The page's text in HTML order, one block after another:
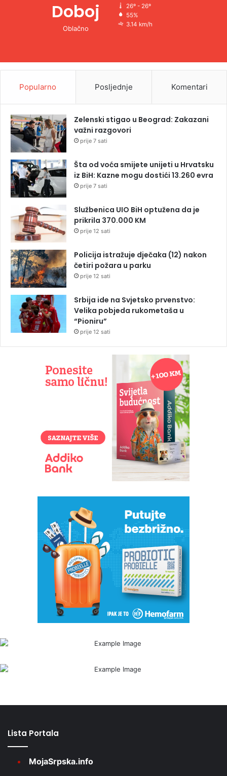
Doboj
Oblačno
26º - 26º
55%
3.14 km/h
Popularno Posljednje Komentari
Zelenski stigao u Beograd: Zakazani
važni razgovori
prije 7 sati
Šta od voća smijete unijeti u Hrvatsku
iz BiH: Kazne mogu dostići 13.260 evra
prije 7 sati
Službenica UIO BiH optužena da je
prikrila 370.000 KM
prije 12 sati
Policija istražuje dječaka (12) nakon
četiri požara u parku
prije 12 sati
Srbija ide na Svjetsko prvenstvo:
Velika pobjeda rukometaša u
“Pioniru”
prije 12 sati
Lista Portala
MojaSrpska.info